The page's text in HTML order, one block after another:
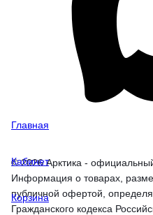
© 2026 Арктика -
Информация о товарах,
публичной офертой,
Гражданского кодекса
Главная
Кабинет
Корзина